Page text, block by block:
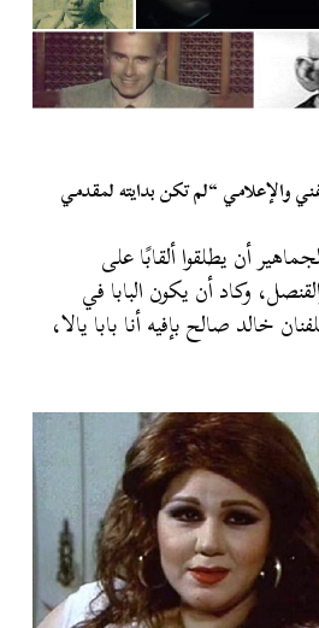
والإعلامي “لم تكن بدايته لمقدمي
أن يطلقوا ألقابًا على
وكاد أن يكون البابا في
خالد صالح بإفيه أنا بابا يالا،